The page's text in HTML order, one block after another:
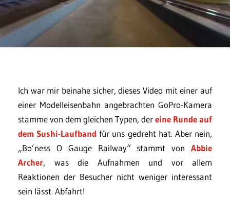
Ich war mir beinahe sicher, dieses Video mit einer auf
einer Modelleisenbahn angebrachten GoPro-Kamera
stamme von dem gleichen Typen, dereine Runde auf
dem Sushi-Laufband für uns gedreht hat. Aber nein,
„Bo’ness O Gauge Railway“ stammt von Abbie
Archer, was die Aufnahmen und vor allem
Reaktionen der Besucher nicht weniger interessant
sein lässt. Abfahrt!